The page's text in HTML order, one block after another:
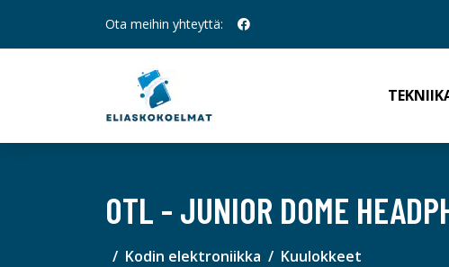
Ota meihin yhteyttä:
OTL - JUNIOR DOME
Kodin elektroniikka Kuulokkeet